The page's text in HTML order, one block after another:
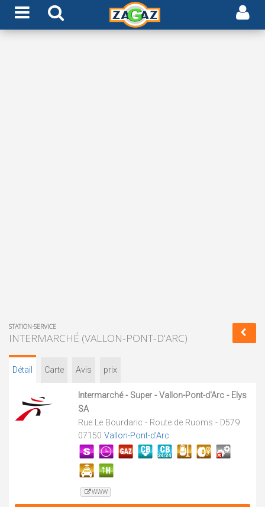
STATION-SERVICE
INTERMARCHÉ (VALLON-PONT-D'ARC)
Détail Carte Avis prix
Intermarché - Super - Vallon-Pont-d'Arc - Elys
SA
Rue Le Bourdaric - Route de Ruoms - D579
07150 Vallon-Pont-d'Arc
WWW